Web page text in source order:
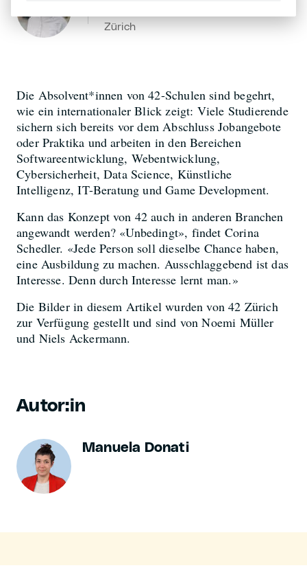
Zürich
Die Absolvent*innen von 42-Schulen sind begehrt,
wie ein internationaler Blick zeigt: Viele Studierende
sichern sich bereits vor dem Abschluss Jobangebote
oder Praktika und arbeiten in den Bereichen
Softwareentwicklung, Webentwicklung,
Cybersicherheit, Data Science, Künstliche
Intelligenz, IT-Beratung und Game Development.
Kann das Konzept von 42 auch in anderen Branchen
angewandt werden? «Unbedingt», findet Corina
Schedler. «Jede Person soll dieselbe Chance haben,
eine Ausbildung zu machen. Ausschlaggebend ist das
Interesse. Denn durch Interesse lernt man.»
Die Bilder in diesem Artikel wurden von 42 Zürich
zur Verfügung gestellt und sind von Noemi Müller
und Niels Ackermann.
Autor:in
Manuela Donati